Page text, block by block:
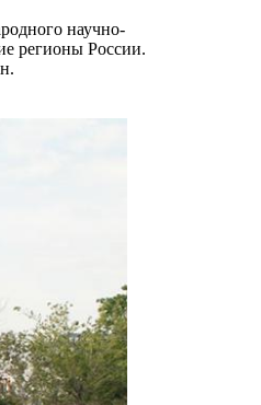
научно-
регионы России.